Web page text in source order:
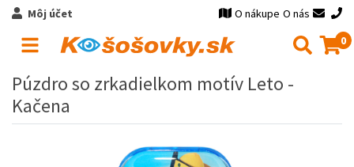
Môj účet O nákupe O nás
0
Púzdro so zrkadielkom motív Leto -
Kačena